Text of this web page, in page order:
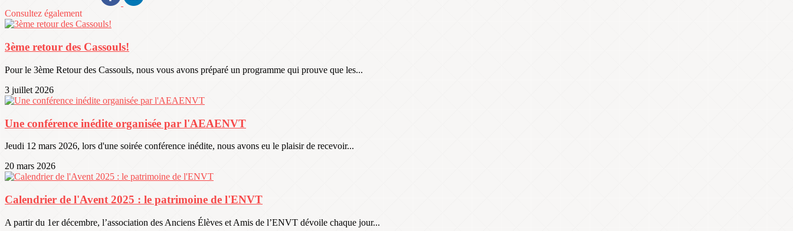
Consultez également
3ème retour des Cassouls!
Pour le 3ème Retour des Cassouls, nous vous avons préparé un programme qui prouve que les...
3 juillet 2026
Une conférence inédite organisée par l'AEAENVT
Jeudi 12 mars 2026, lors d'une soirée conférence inédite, nous avons eu le plaisir de recevoir...
20 mars 2026
Calendrier de l'Avent 2025 : le patrimoine de l'ENVT
A partir du 1er décembre, l’association des Anciens Élèves et Amis de l’ENVT dévoile chaque jour...